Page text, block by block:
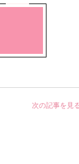
次の記事を見